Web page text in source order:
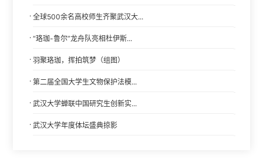
· 全球500余名高校师生齐聚武汉大...
· “珞珈-鲁尔”龙舟队亮相杜伊斯...
· 羽聚珞珈，挥拍筑梦（组图）
· 第二届全国大学生文物保护法模...
· 武汉大学蝉联中国研究生创新实...
· 武汉大学年度体坛盛典掠影